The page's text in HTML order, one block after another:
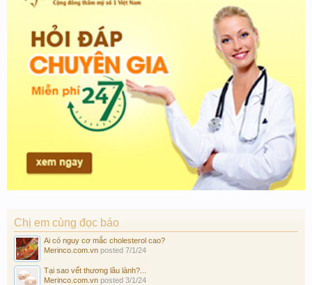
Chị em cùng đọc báo
Ai có nguy cơ mắc cholesterol cao?
Merinco.com.vn posted 7/1/24
Tại sao vết thương lâu lành?...
Merinco.com.vn posted 3/1/24